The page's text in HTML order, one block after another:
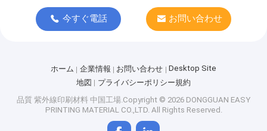
今すぐ電話 お問い合わせ
ホーム 企業情報 お問い合わせ
Desktop Site
地図
プライバシーポリシー規約
品質 紫外線印刷材料 中国工場.Copyright © 2026 DONGGUAN EASY
PRINTING MATERIAL CO.,LTD. All Rights Reserved.